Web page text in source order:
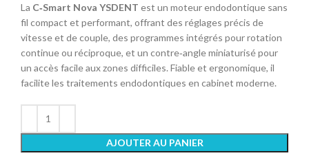
La C‑Smart Nova YSDENT est un moteur endodontique sans
fil compact et performant, offrant des réglages précis de
vitesse et de couple, des programmes intégrés pour rotation
continue ou réciproque, et un contre‑angle miniaturisé pour
un accès facile aux zones difficiles. Fiable et ergonomique, il
facilite les traitements endodontiques en cabinet moderne.
AJOUTER AU PANIER